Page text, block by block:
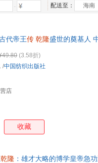
- 配送至： 海南
代帝王传 乾隆盛世的奠基人
(3.58折)
店
/中国纺织出版社
收藏
乾隆 ：雄才大略的博学皇帝急